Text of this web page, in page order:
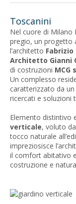
Toscanini
Nel cuore di Milano
pregio, un progetto
l’architetto Fabrizio
Architetto Gianni
di costruzioni MCG
Un complesso
caratterizzato da
ricercati e soluzioni
Elemento distintivo
verticale, voluto
tocco naturale
impreziosisce
il comfort abitativo
costruzione e